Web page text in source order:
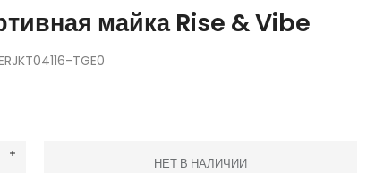
майка Rise & Vibe
TGE0
НЕТ В НАЛИЧИИ